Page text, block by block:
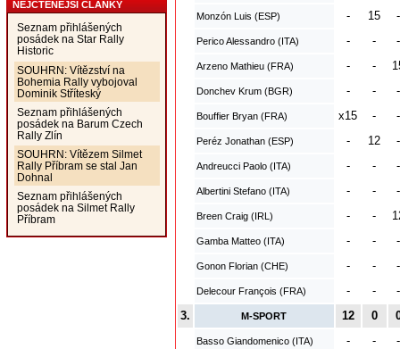
NEJČTENĚJŠÍ ČLÁNKY
Seznam přihlášených
posádek na Star Rally
Historic
SOUHRN: Vítězství na
Bohemia Rally vybojoval
Dominik Stříteský
Seznam přihlášených
posádek na Barum Czech
Rally Zlín
SOUHRN: Vítězem Silmet
Rally Příbram se stal Jan
Dohnal
Seznam přihlášených
posádek na Silmet Rally
Příbram
Monzón Luis (ESP) - 15 -
Perico Alessandro (ITA) - - -
Arzeno Mathieu (FRA) - -
Donchev Krum (BGR) - - -
Bouffier Bryan (FRA) x15 - -
Peréz Jonathan (ESP) - 12 -
Andreucci Paolo (ITA) - - -
Albertini Stefano (ITA) - - -
Breen Craig (IRL) - -
Gamba Matteo (ITA) - - -
Gonon Florian (CHE) - - -
Delecour François (FRA) - -
-
3.
M-SPORT 12 0
Basso Giandomenico (ITA) - - -